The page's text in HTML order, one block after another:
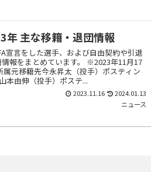
年 主な移籍・退団情報
宣言をした選手、および自由契約や引退
報をまとめています。 ※2023年11月17
属元移籍先今永昇太（投手）ポスティン
本由伸（投手）ポステ...
2023.11.16
2024.01.13
ニュース